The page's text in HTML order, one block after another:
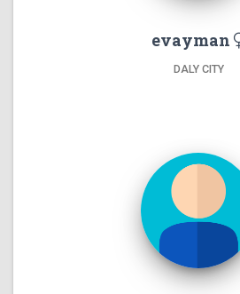
evayman
DALY CITY